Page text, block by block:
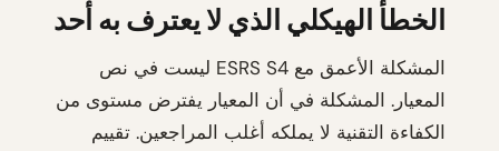
الخطأ الهيكلي الذي لا يعترف به أحد
المشكلة الأعمق مع ESRS S4 ليست في نص
المعيار. المشكلة في أن المعيار يفترض مستوى من
الكفاءة التقنية لا يملكه أغلب المراجعين. تقييم